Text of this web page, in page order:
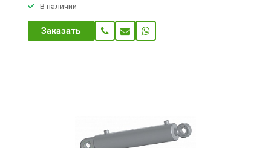
В наличии
Заказать